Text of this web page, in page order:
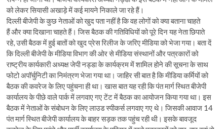
को लेकर सियासी अखाड़े में कई मायने निकाले जा रहे हैं।
दिल्ली बीजेपी के कुछ नेताओं को खुद पता नहीं है कि वह लोगों को क्या बताना चाहते
हैं और क्या दिखाना चाहते हैं। जिस बैठक की गतिविधियों को पूरे दिन यह नेता छिपाते
रहे, उसी बैठक में हुई बातों को खुद प्रेस रिलीज के जरिए मीडिया को भेजा गया। बता दें
कि दिल्ली बीजेपी के मीडिया विभाग की ओर से मीडिया संस्थानों और पत्रकारों को
राष्ट्रीय कार्यकारी अध्यक्ष जेपी नड्डा के कार्यक्रम में शामिल होने की सूचना के साथ
फोटो अपॉर्चुनिटी का निमंत्रण भेजा गया था। जाहिर सी बात है कि मीडिया कर्मियों को
बैठक की कवरेज के लिए पहुंचना ही था। खास बात यह रही कि पंत मार्ग स्थित बीजेपी
कार्यालय के पीछे वाले पार्क में लगवाए गए टेंट में बैठक का आयोजन किया गया था। इस
बैठक में नेताओं के संबोधन के लिए लाउड स्पीकर्स लगवाए गए थे। जिसकी आवाज 14
पंत मार्ग स्थित बीजेपी कार्यालय के बाहर सड़क तक पहुंच रही थी। इसके बावजूद